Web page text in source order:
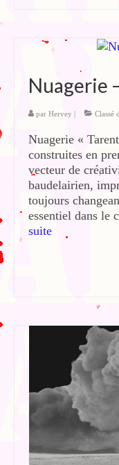
Nuagerie
par Hervey Classé
Nuagerie «
construites en
vecteur de
baudelairien,
toujours
essentiel dans le
suite­­